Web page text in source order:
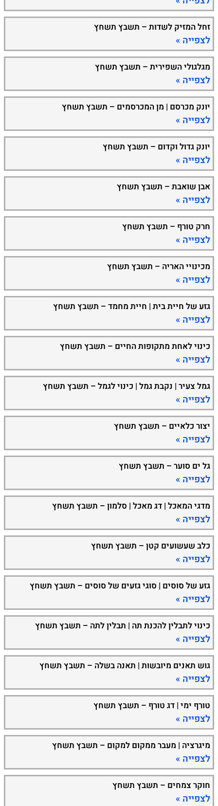
זחל המזיק לשדות – תשבץ תשחץ
לצפייה »
מגלגולי השפירית – תשבץ תשחץ
לצפייה »
יונק מכרסם | מן המכרסמים – תשבץ תשחץ
לצפייה »
יונק גדול וקדום – תשבץ תשחץ
לצפייה »
אבן שואבת – תשבץ תשחץ
לצפייה »
חרק טורף – תשבץ תשחץ
לצפייה »
מכינויי האריה – תשבץ תשחץ
לצפייה »
גזע של חיית בית | חיית מחמד – תשבץ תשחץ
לצפייה »
כינוי לאחת מתקופות החיים – תשבץ תשחץ
לצפייה »
גמל צעיר | נקבת גמל | כינוי לגמל – תשבץ תשחץ
לצפייה »
יצור כלאיים – תשבץ תשחץ
לצפייה »
גל ים סוער – תשבץ תשחץ
לצפייה »
מדגי המאכל | דג מאכל | סלמון – תשבץ תשחץ
לצפייה »
כלב שעשועים קטן – תשבץ תשחץ
לצפייה »
גזע של סוסים | סוגי גזעים של סוסים – תשבץ תשחץ
לצפייה »
כינוי לתבלין להכנת תה | תבלין לתה – תשבץ תשחץ
לצפייה »
גוש תאנים מיובשות | תאנה בשלה – תשבץ תשחץ
לצפייה »
טורף ימי | דג טורף – תשבץ תשחץ
לצפייה »
מיגרציה | מעבר ממקום למקום – תשבץ תשחץ
לצפייה »
חוקר צמחים – תשבץ תשחץ
לצפייה »